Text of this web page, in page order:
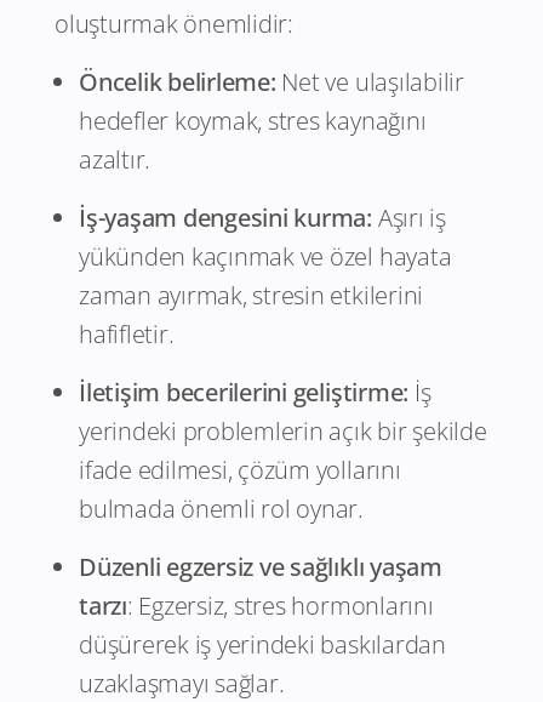
oluşturmak önemlidir:
Öncelik belirleme: Net ve ulaşılabilir
hedefler koymak, stres kaynağını
azaltır.
İş-yaşam dengesini kurma: Aşırı iş
yükünden kaçınmak ve özel hayata
zaman ayırmak, stresin etkilerini
hafifletir.
İletişim becerilerini geliştirme: İş
yerindeki problemlerin açık bir şekilde
ifade edilmesi, çözüm yollarını
bulmada önemli rol oynar.
Düzenli egzersiz ve sağlıklı yaşam
tarzı: Egzersiz, stres hormonlarını
düşürerek iş yerindeki baskılardan
uzaklaşmayı sağlar.